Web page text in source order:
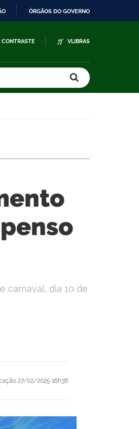
ÓRGÃOS DO GOVERNO
CONTRASTE VLIBRAS
27/02/2025 16h38
carnaval, dia 10 de